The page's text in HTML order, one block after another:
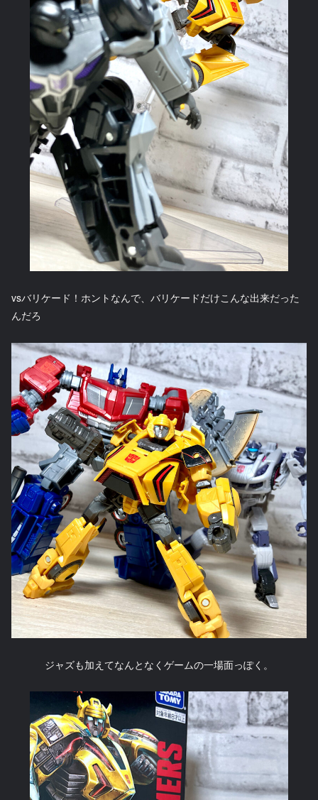
vsバリケード！ホントなんで、バリケードだけこんな出来だった
んだろ
ジャズも加えてなんとなくゲームの一場面っぽく。